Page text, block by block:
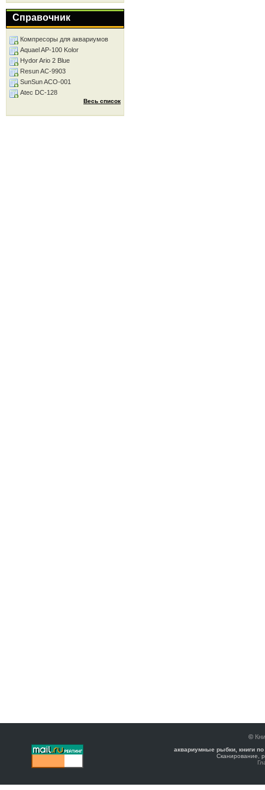
Справочник
Компресоры для аквариумов
Aquael AP-100 Kolor
Hydor Ario 2 Blue
Resun AC-9903
SunSun ACO-001
Atec DC-128
Весь список
©
аквариумные рыбки, книги
Сканирование,